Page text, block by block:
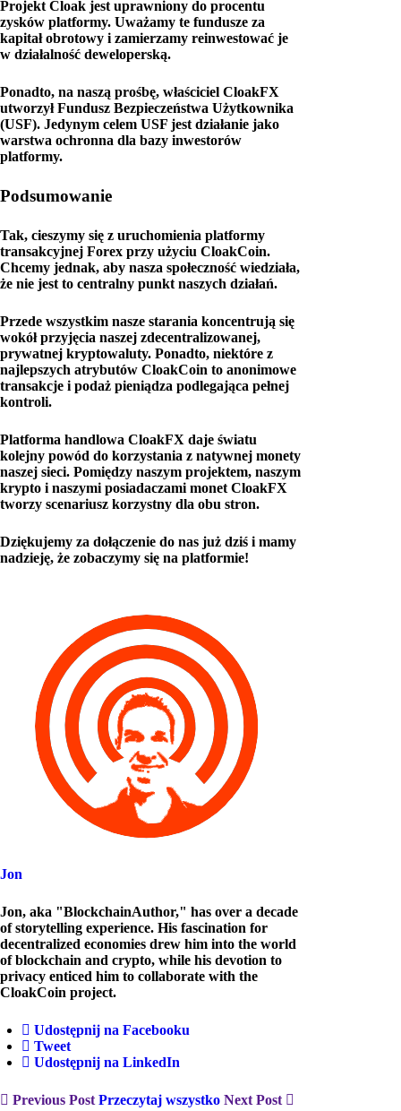
Projekt Cloak jest uprawniony do procentu
zysków platformy. Uważamy te fundusze za
kapitał obrotowy i zamierzamy reinwestować je
w działalność deweloperską.
Ponadto, na naszą prośbę, właściciel CloakFX
utworzył Fundusz Bezpieczeństwa Użytkownika
(USF). Jedynym celem USF jest działanie jako
warstwa ochronna dla bazy inwestorów
platformy.
Podsumowanie
Tak, cieszymy się z uruchomienia platformy
transakcyjnej Forex przy użyciu CloakCoin.
Chcemy jednak, aby nasza społeczność wiedziała,
że nie jest to centralny punkt naszych działań.
Przede wszystkim nasze starania koncentrują się
wokół przyjęcia naszej zdecentralizowanej,
prywatnej kryptowaluty. Ponadto, niektóre z
najlepszych atrybutów CloakCoin to anonimowe
transakcje i podaż pieniądza podlegająca pełnej
kontroli.
Platforma handlowa CloakFX daje światu
kolejny powód do korzystania z natywnej monety
naszej sieci. Pomiędzy naszym projektem, naszym
krypto i naszymi posiadaczami monet CloakFX
tworzy scenariusz korzystny dla obu stron.
Dziękujemy za dołączenie do nas już dziś i mamy
nadzieję, że zobaczymy się na platformie!
Jon
Jon, aka "BlockchainAuthor," has over a decade
of storytelling experience. His fascination for
decentralized economies drew him into the world
of blockchain and crypto, while his devotion to
privacy enticed him to collaborate with the
CloakCoin project.
Udostępnij na Facebooku
Tweet
Udostępnij na LinkedIn
Previous Post Przeczytaj wszystko Next Post